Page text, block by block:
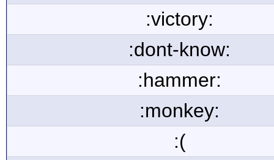
:victory:
:dont-know:
:hammer:
:monkey:
:(